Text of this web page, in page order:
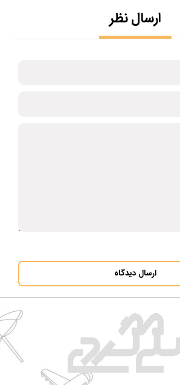
ارسال نظر
ارسال دیدگاه